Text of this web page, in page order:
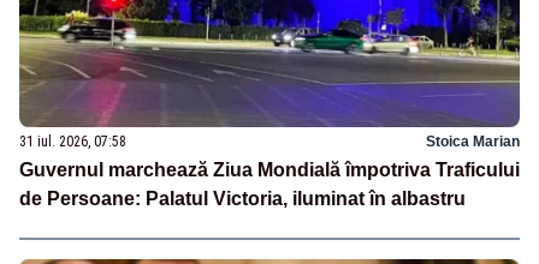
31 iul. 2026, 07:58 Stoica Marian
Guvernul marchează Ziua Mondială împotriva Traficului
de Persoane: Palatul Victoria, iluminat în albastru